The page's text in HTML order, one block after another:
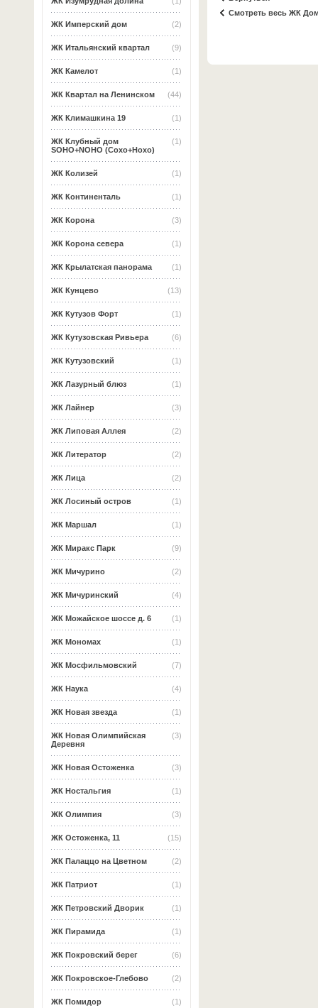
(2)
ЖК Имперский дом
(9)
ЖК Итальянский квартал
(1)
ЖК Камелот
(44)
ЖК Квартал на Ленинском
(1)
ЖК Климашкина 19
(1)
ЖК Клубный дом
SOHO+NOHO (Сохо+Нохо)
(1)
ЖК Колизей
(1)
ЖК Континенталь
(3)
ЖК Корона
(1)
ЖК Корона севера
(1)
ЖК Крылатская панорама
(13)
ЖК Кунцево
(1)
ЖК Кутузов Форт
(6)
ЖК Кутузовская Ривьера
(1)
ЖК Кутузовский
(1)
ЖК Лазурный блюз
(3)
ЖК Лайнер
(2)
ЖК Липовая Аллея
(2)
ЖК Литератор
(2)
ЖК Лица
(1)
ЖК Лосиный остров
(1)
ЖК Маршал
(9)
ЖК Миракс Парк
(2)
ЖК Мичурино
(4)
ЖК Мичуринский
(1)
ЖК Можайское шоссе д. 6
(1)
ЖК Мономах
(7)
ЖК Мосфильмовский
(4)
ЖК Наука
(1)
ЖК Новая звезда
(3)
ЖК Новая Олимпийская
Деревня
(3)
ЖК Новая Остоженка
(1)
ЖК Ностальгия
(3)
ЖК Олимпия
(15)
ЖК Остоженка, 11
(2)
ЖК Палаццо на Цветном
(1)
ЖК Патриот
(1)
ЖК Петровский Дворик
(1)
ЖК Пирамида
(6)
ЖК Покровский берег
(2)
ЖК Покровское-Глебово
(1)
ЖК Помидор
Смотреть весь ЖК